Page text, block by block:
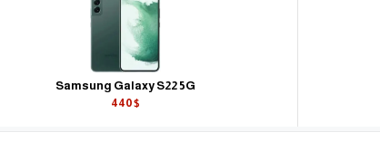
Samsung Galaxy S22 5G
440$